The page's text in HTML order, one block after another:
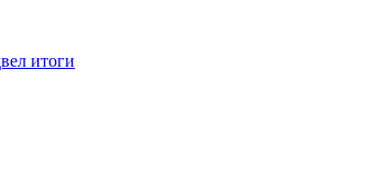
итоги